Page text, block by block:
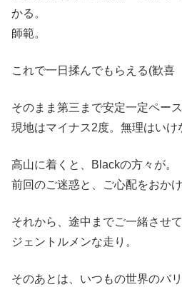
かる。
師範。
これで一日揉んでもらえる(歓喜
そのまま第三まで安定一定ペース
現地はマイナス2度。無理はいけ
高山に着くと、Blackの方々が。
前回のご迷惑と、ご心配をおか
それから、途中までご一緒させ
ジェントルメンな走り。
そのあとは、いつもの世界のバ